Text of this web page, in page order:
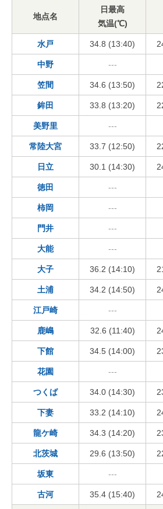
地点名
日最高
気温(℃)
水戸 34.8 (13:40)
中野 ---
笠間 34.6 (13:50)
鉾田 33.8 (13:20)
美野里 ---
常陸大宮 33.7 (12:50)
日立 30.1 (14:30)
徳田 ---
柿岡 ---
門井 ---
大能 ---
大子 36.2 (14:10)
土浦 34.2 (14:50)
江戸崎 ---
鹿嶋 32.6 (11:40)
下館 34.5 (14:00)
花園 ---
つくば 34.0 (14:30)
下妻 33.2 (14:10)
龍ケ崎 34.3 (14:20)
北茨城 29.6 (13:50)
坂東 ---
古河 35.4 (15:40)